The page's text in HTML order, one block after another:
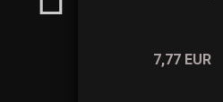
7,77 EUR